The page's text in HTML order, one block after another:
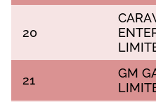
20
21
GM